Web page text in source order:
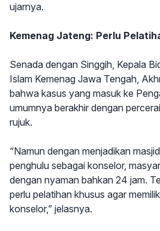
ujarnya.
Kemenag Jateng: Perlu
Senada dengan Singgih, Kepala
Islam Kemenag Jawa Tengah,
bahwa kasus yang masuk ke
umumnya berakhir dengan
rujuk.
“Namun dengan menjadikan
penghulu sebagai konselor,
dengan nyaman bahkan 24 jam.
perlu pelatihan khusus agar
konselor,” jelasnya.